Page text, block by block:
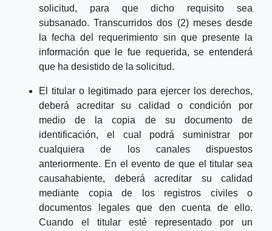
solicitud, para que dicho requisito sea
subsanado. Transcurridos dos (2) meses desde
la fecha del requerimiento sin que presente la
información que le fue requerida, se entenderá
que ha desistido de la solicitud.
El titular o legitimado para ejercer los derechos,
deberá acreditar su calidad o condición por
medio de la copia de su documento de
identificación, el cual podrá suministrar por
cualquiera de los canales dispuestos
anteriormente. En el evento de que el titular sea
causahabiente, deberá acreditar su calidad
mediante copia de los registros civiles o
documentos legales que den cuenta de ello.
Cuando el titular esté representado por un